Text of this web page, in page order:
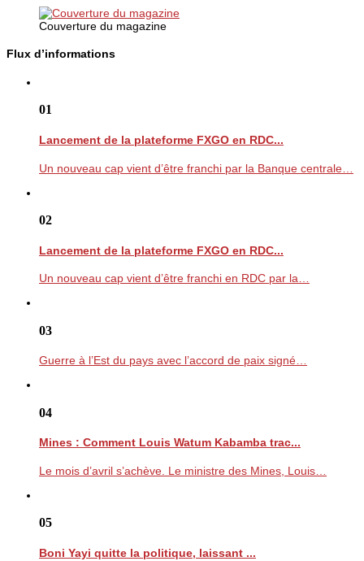
Couverture du magazine
Flux d’informations
01
Lancement de la plateforme FXGO en RDC...
Un nouveau cap vient d’être franchi par la Banque centrale…
02
Lancement de la plateforme FXGO en RDC...
Un nouveau cap vient d’être franchi en RDC par la…
03
Guerre à l’Est du pays avec l’accord de paix signé…
04
Mines : Comment Louis Watum Kabamba trac...
Le mois d’avril s’achève. Le ministre des Mines, Louis…
05
Boni Yayi quitte la politique, laissant ...